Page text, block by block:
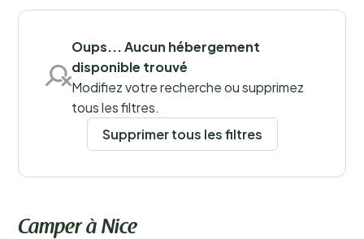
Sauvegarder les filtres
Oups... Aucun hébergement
disponible trouvé
Modifiez votre recherche ou supprimez
tous les filtres.
Supprimer tous les filtres
Camper à Nice